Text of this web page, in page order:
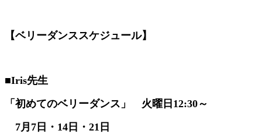
【ベリーダンススケジュール】
■Iris先生
「初めてのベリーダンス」
火曜日12:30～
7月7日・14日・21日